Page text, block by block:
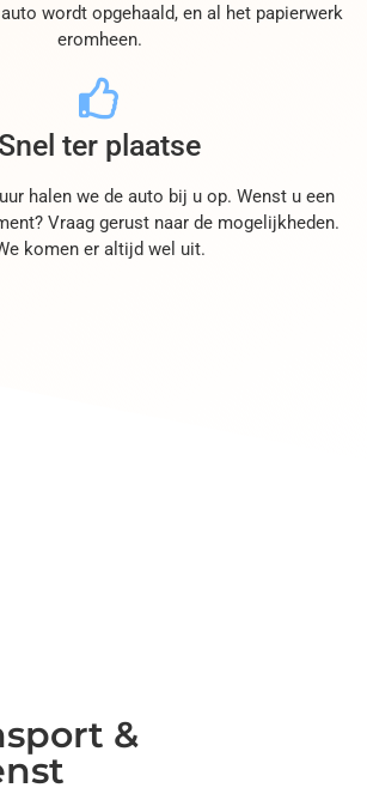
wordt opgehaald, en al het papierwerk
eromheen.
Snel ter plaatse
halen we de auto bij u op. Wenst u een
Vraag gerust naar de mogelijkheden.
komen er altijd wel uit.
&